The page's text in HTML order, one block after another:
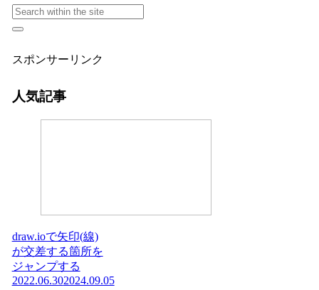
スポンサーリンク
人気記事
draw.ioで矢印(線)
が交差する箇所を
ジャンプする
2022.06.302024.09.05